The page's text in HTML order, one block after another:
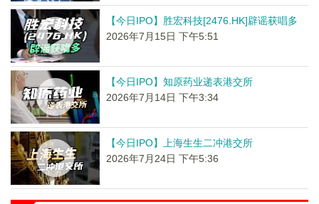
【今日IPO】胜宏科技[2476.HK]辟谣获唱多
2026年7月15日 下午5:51
【今日IPO】知原药业递表港交所
2026年7月14日 下午3:34
【今日IPO】上海生生二冲港交所
2026年7月24日 下午5:36